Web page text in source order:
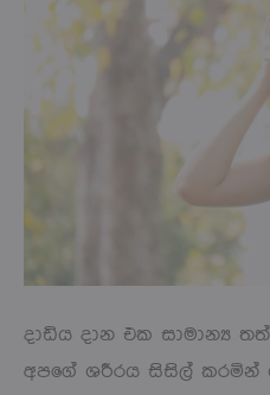
දාඩිය දාන එක සාමාන්‍ය
අපගේ ශරීරය සිසිල් කරමින්